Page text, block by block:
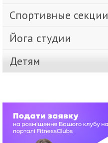
Спортивные секции
Йога студии
Детям